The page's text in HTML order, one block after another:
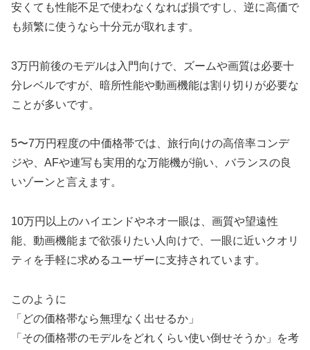
安くても性能不足で使わなくなれば損ですし、逆に高価で
も頻繁に使うなら十分元が取れます。
3万円前後のモデルは入門向けで、ズームや画質は必要十
分レベルですが、暗所性能や動画機能は割り切りが必要な
ことが多いです。
5〜7万円程度の中価格帯では、旅行向けの高倍率コンデ
ジや、AFや連写も実用的な万能機が揃い、バランスの良
いゾーンと言えます。
10万円以上のハイエンドやネオ一眼は、画質や望遠性
能、動画機能まで欲張りたい人向けで、一眼に近いクオリ
ティを手軽に求めるユーザーに支持されています。
このように
「どの価格帯なら無理なく出せるか」
「その価格帯のモデルをどれくらい使い倒せそうか」を考